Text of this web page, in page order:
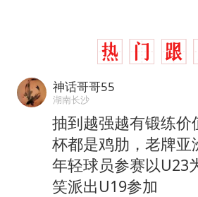
神话哥哥55
湖南长沙
抽到越强越有锻练价
杯都是鸡肋，老牌亚
年轻球员参赛以U23
笑派出U19参加